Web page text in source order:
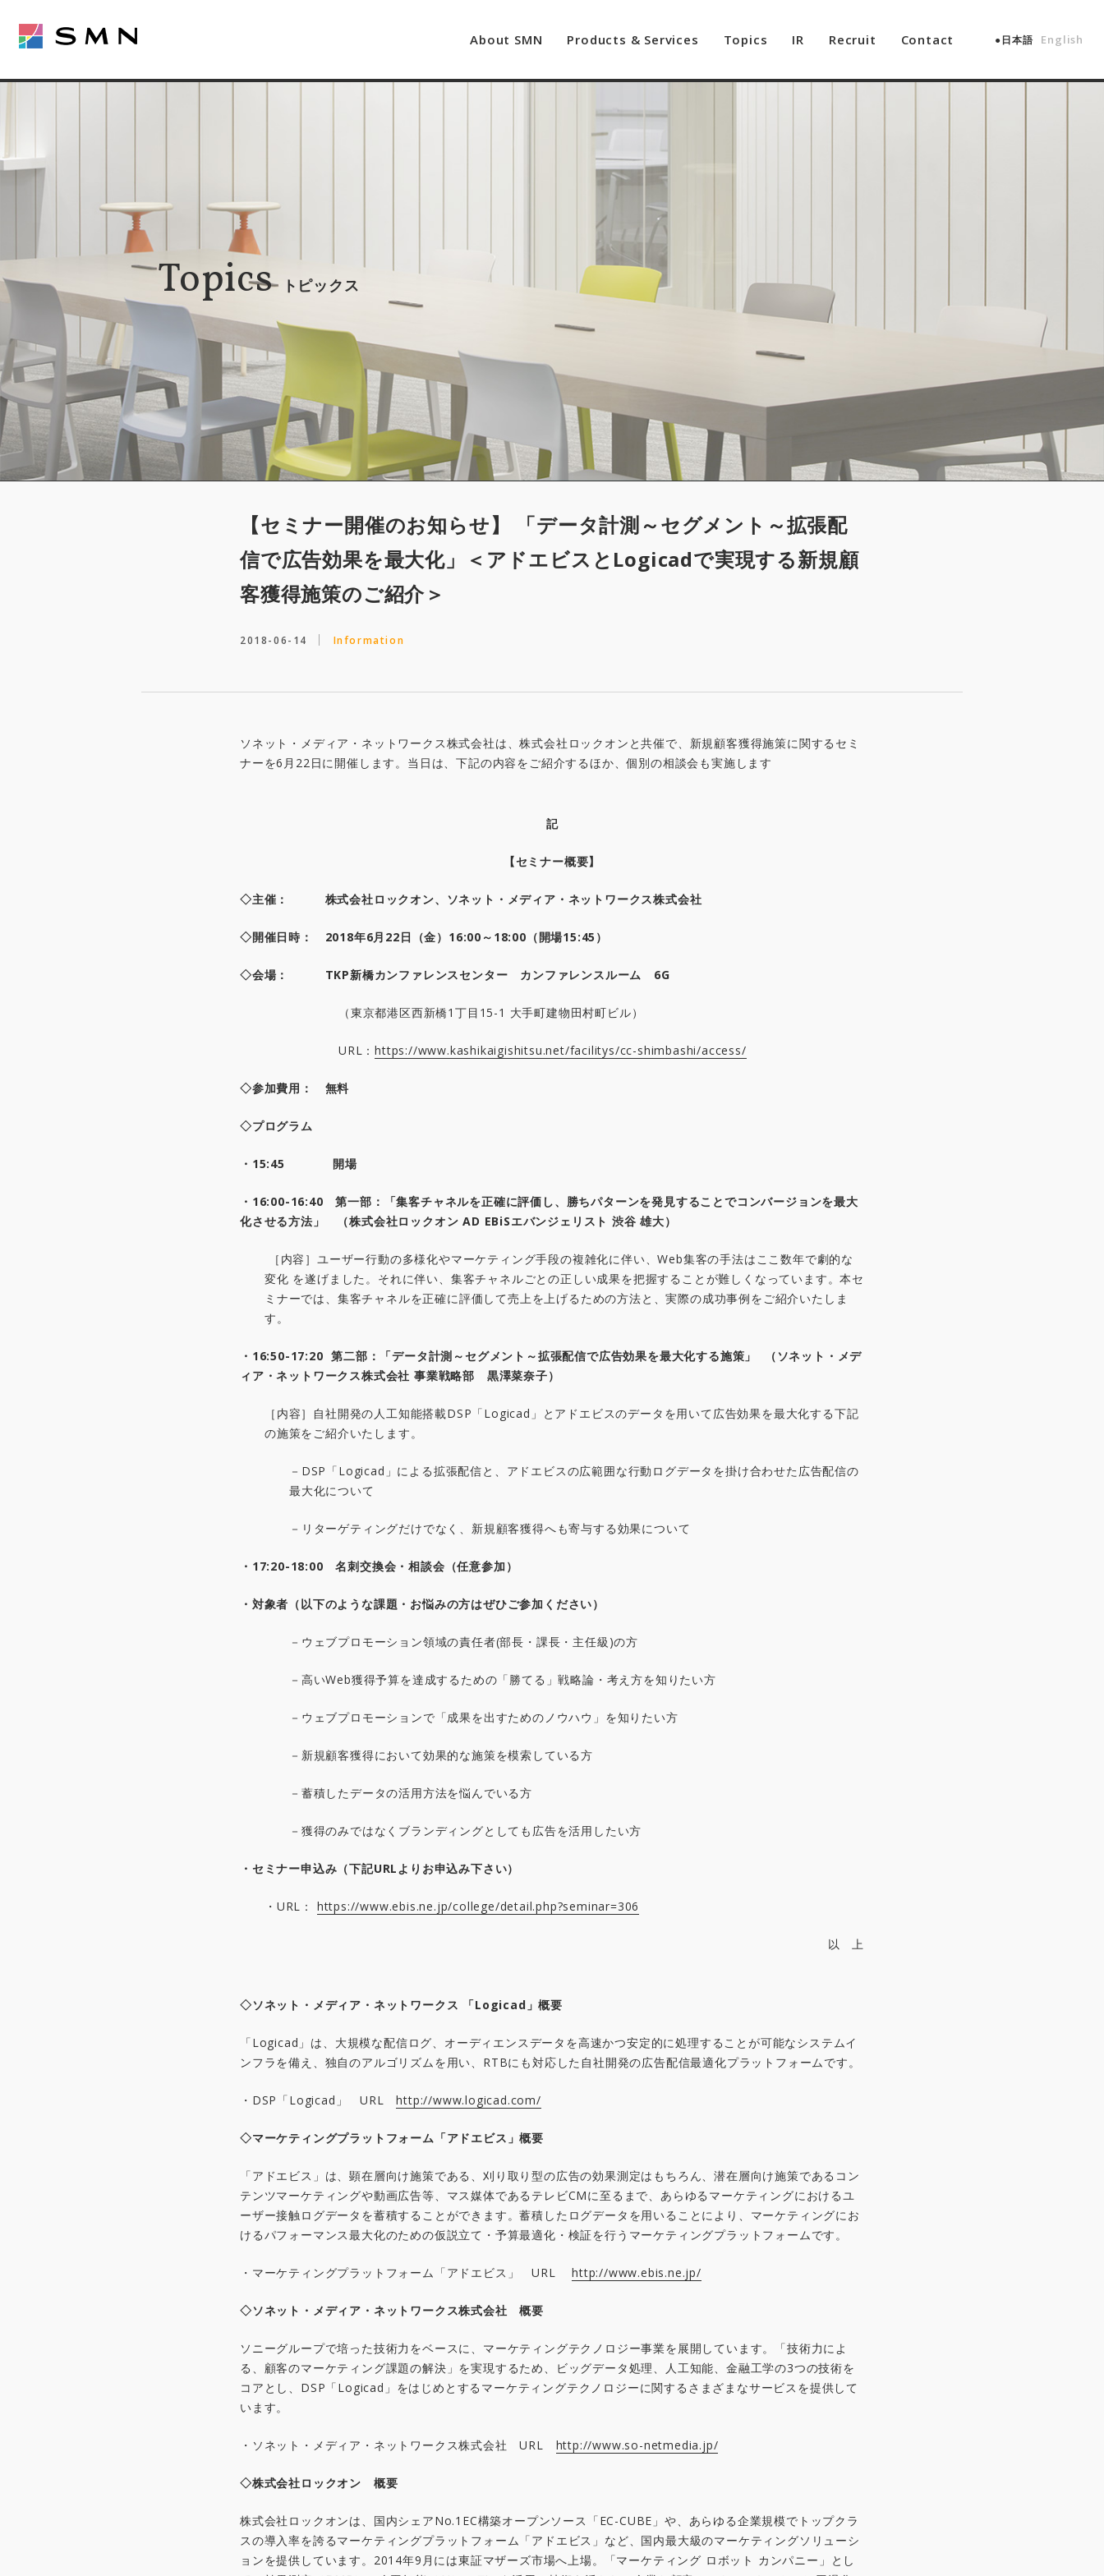
About SMN Products & Services Topics IR Recruit Contact 日本語 English
Topics トピックス
【セミナー開催のお知らせ】 「データ計測～セグメント～拡張配
信で広告効果を最大化」＜アドエビスとLogicadで実現する新規顧
客獲得施策のご紹介＞
2018-06-14 Information
ソネット・メディア・ネットワークス株式会社は、株式会社ロックオンと共催で、新規顧客獲得施策に関するセミ
ナーを6月22日に開催します。当日は、下記の内容をご紹介するほか、個別の相談会も実施します
記
【セミナー概要】
◇主催： 株式会社ロックオン、ソネット・メディア・ネットワークス株式会社
◇開催日時： 2018年6月22日（金）16:00～18:00（開場15:45）
◇会場： TKP新橋カンファレンスセンター カンファレンスルーム 6G
（東京都港区西新橋1丁目15-1 大手町建物田村町ビル）
URL：https://www.kashikaigishitsu.net/facilitys/cc-shimbashi/access/
◇参加費用： 無料
◇プログラム
・15:45 開場
・16:00-16:40 第一部：「集客チャネルを正確に評価し、勝ちパターンを発見することでコンバージョンを最大
化させる方法」
（株式会社ロックオン AD EBiSエバンジェリスト 渋谷 雄大）
［内容］ユーザー行動の多様化やマーケティング手段の複雑化に伴い、Web集客の手法はここ数年で劇的な
変化 を遂げました。それに伴い、集客チャネルごとの正しい成果を把握することが難しくなっています。本セ
ミナーでは、集客チャネルを正確に評価して売上を上げるための方法と、実際の成功事例をご紹介いたしま
す。
・16:50-17:20第二部：「データ計測～セグメント～拡張配信で広告効果を最大化する施策」 （ソネット・メデ
ィア・ネットワークス株式会社 事業戦略部 黒澤菜奈子）
［内容］自社開発の人工知能搭載DSP「Logicad」とアドエビスのデータを用いて広告効果を最大化する下記
の施策をご紹介いたします。
－DSP「Logicad」による拡張配信と、アドエビスの広範囲な行動ログデータを掛け合わせた広告配信の
最大化について
－リターゲティングだけでなく、新規顧客獲得へも寄与する効果について
・ 17:20-18:00 名刺交換会・相談会（任意参加）
・対象者（以下のような課題・お悩みの方はぜひご参加ください）
－ウェブプロモーション領域の責任者(部長・課長・主任級)の方
－高いWeb獲得予算を達成するための「勝てる」戦略論・考え方を知りたい方
－ウェブプロモーションで「成果を出すためのノウハウ」を知りたい方
－新規顧客獲得において効果的な施策を模索している方
－蓄積したデータの活用方法を悩んでいる方
－獲得のみではなくブランディングとしても広告を活用したい方
・セミナー申込み（下記URL よりお申込み下さい）
・URL： https://www.ebis.ne.jp/college/detail.php?seminar=306
以 上
◇ソネット・メディア・ネットワークス 「Logicad 」概要
「Logicad」は、大規模な配信ログ、オーディエンスデータを高速かつ安定的に処理することが可能なシステムイ
ンフラを備え、独自のアルゴリズムを用い、RTBにも対応した自社開発の広告配信最適化プラットフォームです。
・DSP「Logicad」 URLhttp://www.logicad.com/
◇マーケティングプラットフォーム「アドエビス 」概要
「アドエビス」は、顕在層向け施策である、刈り取り型の広告の効果測定はもちろん、潜在層向け施策であるコン
テンツマーケティングや動画広告等、マス媒体であるテレビCMに至るまで、あらゆるマーケティングにおけるユ
ーザー接触ログデータを蓄積することができます。蓄積したログデータを用いることにより、マーケティングにお
けるパフォーマンス最大化のための仮説立て・予算最適化・検証を行うマーケティングプラットフォームです。
・マーケティングプラットフォーム「アドエビス」 URLhttp://www.ebis.ne.jp/
◇ソネット・メディア・ネットワークス株式会社 概要
ソニーグループで培った技術力をベースに、マーケティングテクノロジー事業を展開しています。「技術力によ
る、顧客のマーケティング課題の解決」を実現するため、ビッグデータ処理、人工知能、金融工学の3つの技術を
コアとし、DSP「Logicad」をはじめとするマーケティングテクノロジーに関するさまざまなサービスを提供して
います。
・ソネット・メディア・ネットワークス株式会社 URL http://www.so-netmedia.jp/
◇株式会社ロックオン 概要
株式会社ロックオンは、国内シェアNo.1EC構築オープンソース「EC-CUBE」や、あらゆる企業規模でトップクラ
スの導入率を誇るマーケティングプラットフォーム「アドエビス」など、国内最大級のマーケティングソリューシ
ョンを提供しています。2014年9月には東証マザーズ市場へ上場。「マーケティング ロボット カンパニー」とし